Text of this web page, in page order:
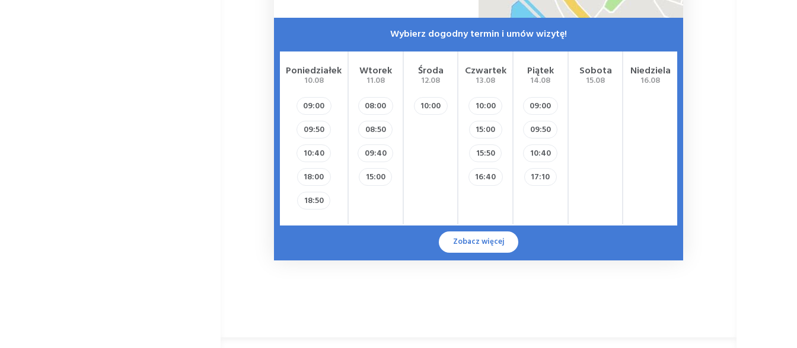
Wybierz dogodny termin i umów wizytę!
Poniedziałek
10.08
09:00
09:50
10:40
18:00
18:50
Wtorek
11.08
08:00
08:50
09:40
15:00
Środa
12.08
10:00
Czwartek
13.08
10:00
15:00
15:50
16:40
Piątek
14.08
09:00
09:50
10:40
17:10
Sobota
15.08
Niedziela
16.08
Zobacz więcej